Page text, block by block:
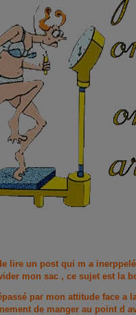
lire un post qui m a
mon sac , ce sujet est la
par mon attitude face a
de manger au point d